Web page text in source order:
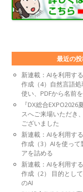
最近の
新連載：AIを利用す
作成（4）自然言語
使い、PDFから名前
『DX総合
スへご来場いただき
ございました
新連載：AIを利用す
作成（3）AIを使っ
アを詰める
新連載：AIを利用す
作成（2） 目的とし
のAI